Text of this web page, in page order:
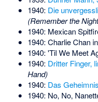
1940: Die
(Remember the
1940: Mexican
1940: Charlie Chan
1940: 'Til We Meet
1940: Dritter Finger,
Hand)
1940: Das
1940: No, No,